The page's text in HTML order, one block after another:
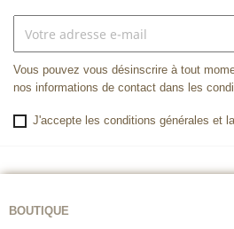
Vous pouvez vous désinscrire à tout
nos informations de contact dans les
J'accepte les conditions générales et
BOUTIQUE